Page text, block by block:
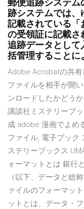
郵便追跡システム
跡システムでは、
記載されている
の受領証に記載さ
追跡データとし
括管理すること
Adobe Acrobatの共有
ファイルを相手が開
ンロードしたかどう
講談社ミステリーブ
成 adobe 漫画でよめ
ファイル, 電子ブック
ステリーブックス
ォーマットとは 銀行
（以下、データと総
ァイルのフォーマッ
ットとは、データ・